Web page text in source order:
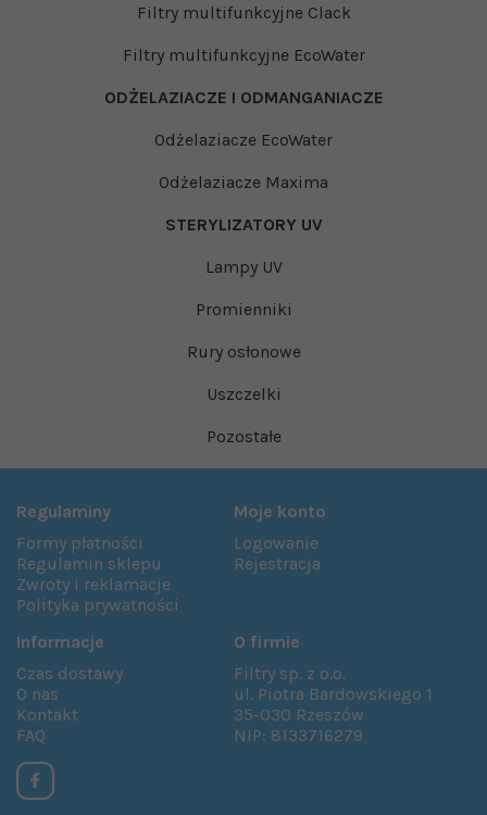
Filtry multifunkcyjne Clack
Filtry multifunkcyjne EcoWater
ODŻELAZIACZE I ODMANGANIACZE
Odżelaziacze EcoWater
Odżelaziacze Maxima
STERYLIZATORY UV
Lampy UV
Promienniki
Rury osłonowe
Uszczelki
Pozostałe
Regulaminy
Formy płatności
Regulamin sklepu
Zwroty i reklamacje
Polityka prywatności
Moje konto
Logowanie
Rejestracja
Informacje
Czas dostawy
O nas
Kontakt
FAQ
O firmie
Filtry sp. z o.o.
ul. Piotra Bardowskiego 1
35-030 Rzeszów
NIP: 8133716279